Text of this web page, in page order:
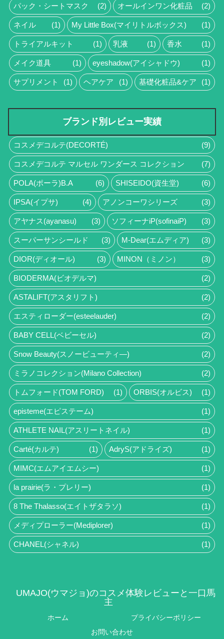
パック・シートマスク (2) オールインワン化粧品 (2)
ネイル (1) My Little Box(マイリトルボックス) (1)
トライアルキット (1) 乳液 (1) 香水 (1)
メイク道具 (1) eyeshadow(アイシャドウ) (1)
サプリメント (1) ヘアケア (1) 基礎化粧品&ケア (1)
ブランド別レビュー実績
コスメデコルテ(DECORTÉ) (9)
コスメデコルテ マルセル ワンダース コレクション (7)
POLA(ポーラ)B.A (6) SHISEIDO(資生堂) (6)
IPSA(イプサ) (4) アノンコーワシリーズ (3)
アヤナス(ayanasu) (3) ソフィーナiP(sofinaiP) (3)
スーパーサンシールド (3) M-Dear(エムディア) (3)
DIOR(ディオール) (3) MINON（ミノン） (3)
BIODERMA(ビオデルマ) (2)
ASTALIFT(アスタリフト) (2)
エスティローダー(esteelauder) (2)
BABY CELL(ベビーセル) (2)
Snow Beauty(スノービューティ―) (2)
ミラノコレクション(Milano Collection) (2)
トムフォード(TOM FORD) (1) ORBIS(オルビス) (1)
episteme(エピステーム) (1)
ATHLETE NAIL(アスリートネイル) (1)
Carté(カルテ) (1) AdryS(アドライズ) (1)
MIMC(エムアイエムシー) (1)
la prairie(ラ・プレリー) (1)
8 The Thalasso(エイトザタラソ) (1)
メディプローラー(Mediplorer) (1)
CHANEL(シャネル) (1)
UMAJO(ウマジョ)のコスメ体験レビューと一口馬
主
ホーム
プライバシーポリシー
お問い合わせ